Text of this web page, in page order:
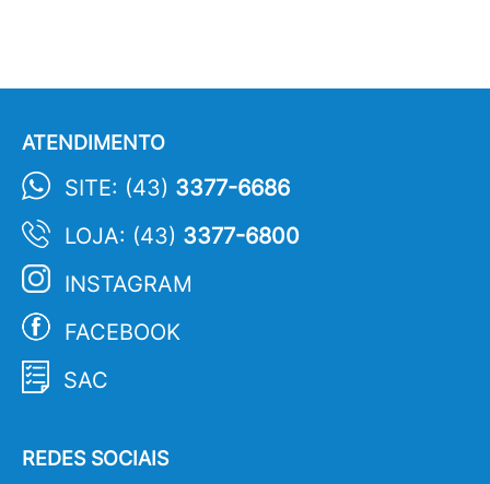
ATENDIMENTO
SITE: (43) 3377-6686
LOJA: (43) 3377-6800
INSTAGRAM
FACEBOOK
SAC
REDES SOCIAIS